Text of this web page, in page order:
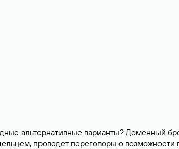
альтернативные варианты? Доменный
проведет переговоры о